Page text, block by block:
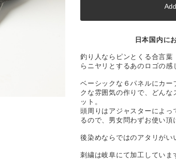
日本国内に
釣り人ならピンとくる合言
らニヤリとするあのロゴの感
ベーシックな６パネルにカー
クな雰囲気の作りで、どん
ット。
頭周りはアジャスターによ
るので、男女問わずお使い頂
後染めならではのアタリがい
刺繍は岐阜にて加工していま